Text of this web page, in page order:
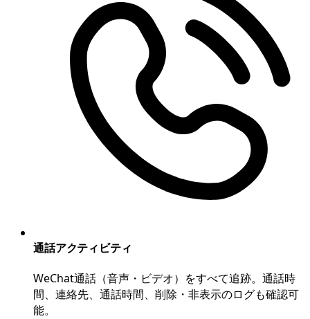
通話アクティビティ
WeChat通話（音声・ビデオ）をすべて追跡。通話時
間、連絡先、通話時間、削除・非表示のログも確認可
能。